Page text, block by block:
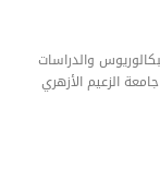
والدراسات
الزعيم الأزهري